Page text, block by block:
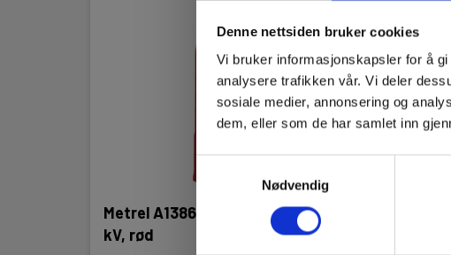
Denne nettsiden bruker cookies
Vi bruker informasjonskapsler for å
analysere trafikken vår. Vi deler
sosiale medier, annonsering og
dem, eller som de har samlet inn
Nødvendig
Metrel A1386 Måleprobe, 5
kV, rød